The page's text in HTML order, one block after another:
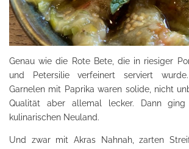
Genau wie die Rote Bete, die in riesiger
und Petersilie verfeinert serviert
Garnelen mit Paprika waren solide, nicht
Qualität aber allemal lecker. Dann
kulinarischen Neuland.
Und zwar mit Akras Nahnah, zarten